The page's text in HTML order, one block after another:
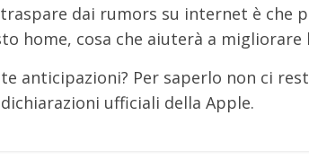
traspare dai rumors su internet è che
home, cosa che aiuterà a migliorare
anticipazioni? Per saperlo non ci
ufficiali della Apple.